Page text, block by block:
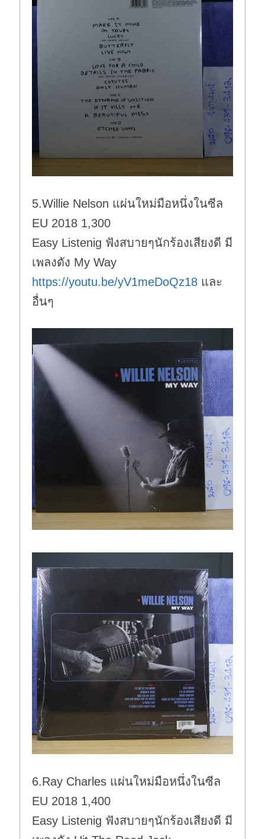
5.Willie Nelson แผ่นใหม่มือหนึ่งในซีล
EU 2018 1,300
Easy Listenig ฟังสบายๆนักร้องเสียงดี มี
เพลงดัง My Way
https://youtu.be/yV1meDoQz18 และ
อื่นๆ
6.Ray Charles แผ่นใหม่มือหนึ่งในซีล
EU 2018 1,400
Easy Listenig ฟังสบายๆนักร้องเสียงดี มี